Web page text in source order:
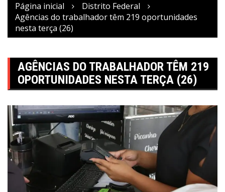
Página inicial
Distrito Federal
Agências do trabalhador têm 219 oportunidades
nesta terça (26)
AGÊNCIAS DO TRABALHADOR TÊM 219
OPORTUNIDADES NESTA TERÇA (26)